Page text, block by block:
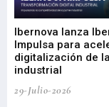
Ibernova lanza
Impulsa para
digitalización de
industrial
29-Julio-2026